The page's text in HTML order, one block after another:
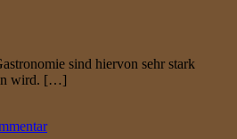
sind hiervon sehr stark
wird. […]